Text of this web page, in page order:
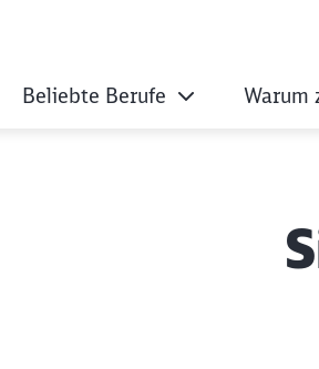
Beliebte Berufe Warum